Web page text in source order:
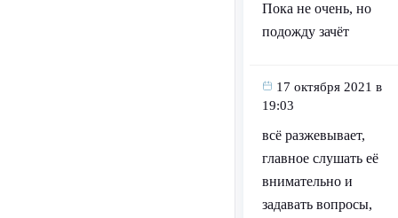
Пока не очень, но
подожду зачёт
17 октября 2021 в
19:03
всё разжевывает,
главное слушать её
внимательно и
задавать вопросы,